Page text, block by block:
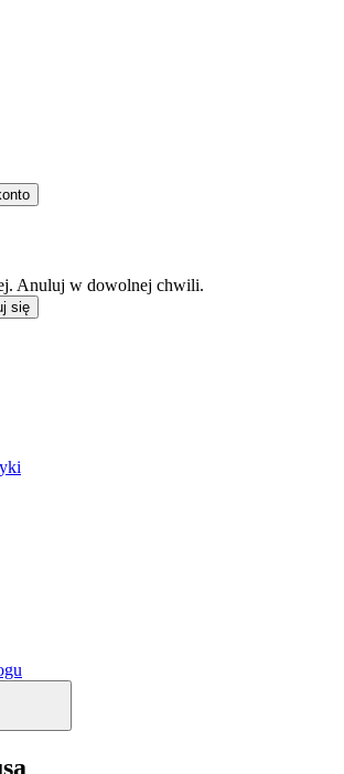
Anuluj w dowolnej chwili.
się